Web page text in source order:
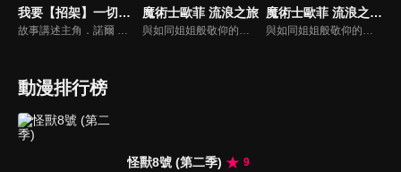
我要【招架】一切～反誤解的世界最強想成為冒險家～
故事講述主角．諾爾 是個憧憬冒險者卻沒有才能的青年。不過努力不懈的他，將透過磨練防禦技「招架」，讓自己從最低階提升到異次元的領域，並在拯救王女後展開意想不到的經歷。
魔術士歐菲 流浪之旅
與如同姐姐般敬仰的《天魔之魔女》阿莎莉以及其他夥伴，一同來到魔術士培養機關《牙之塔》進行修行的奇利男謝洛。在那天，他看見了阿莎莉化身為龍形怪物。於是，為了拯救能改變命運之劍並尋找失蹤的她，奇利男謝洛改名為歐菲，走出《牙之塔》並開始了冒險旅程。自那之後過了五年歐菲終於與阿莎莉再會。
魔術士歐菲 流浪之旅 基姆拉克篇
與如同姐姐般敬仰的《天魔之魔女》阿莎莉以及其他夥伴，一同來到魔術士培養機關《牙之塔》進行修行的奇利男謝洛。在那天，他看見了阿莎莉化身為龍形怪物。於是，為了拯救能改變命運之劍並尋找失蹤的她，奇利男謝洛改名為歐菲，走出《牙之塔》並開始了冒險旅程。自那之後過了五年歐菲終於與阿莎莉再會。
動漫排行榜
怪獸8號 (第二季)
9